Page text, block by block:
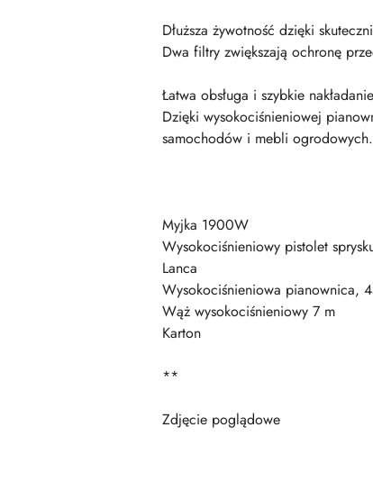
Dłuższa żywotność dzięki
Dwa filtry zwiększają ochronę
Łatwa obsługa i szybkie
Dzięki wysokociśnieniowej
samochodów i mebli ogrodowych.
Myjka 1900W
Wysokociśnieniowy pistolet
Lanca
Wysokociśnieniowa pianownica,
Wąż wysokociśnieniowy 7 m
Karton
**
Zdjęcie poglądowe